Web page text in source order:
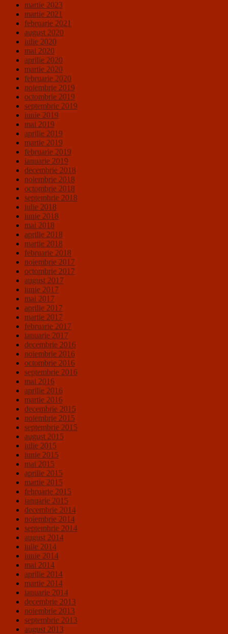
martie 2023
martie 2021
februarie 2021
august 2020
iulie 2020
mai 2020
aprilie 2020
martie 2020
februarie 2020
noiembrie 2019
octombrie 2019
septembrie 2019
iunie 2019
mai 2019
aprilie 2019
martie 2019
februarie 2019
ianuarie 2019
decembrie 2018
noiembrie 2018
octombrie 2018
septembrie 2018
iulie 2018
iunie 2018
mai 2018
aprilie 2018
martie 2018
februarie 2018
noiembrie 2017
octombrie 2017
august 2017
iunie 2017
mai 2017
aprilie 2017
martie 2017
februarie 2017
ianuarie 2017
decembrie 2016
noiembrie 2016
octombrie 2016
septembrie 2016
mai 2016
aprilie 2016
martie 2016
decembrie 2015
noiembrie 2015
septembrie 2015
august 2015
iulie 2015
iunie 2015
mai 2015
aprilie 2015
martie 2015
februarie 2015
ianuarie 2015
decembrie 2014
noiembrie 2014
septembrie 2014
august 2014
iulie 2014
iunie 2014
mai 2014
aprilie 2014
martie 2014
ianuarie 2014
decembrie 2013
noiembrie 2013
septembrie 2013
august 2013